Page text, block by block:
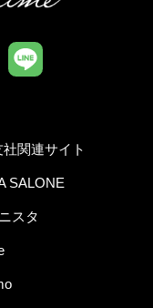
関連サイト
SALONE
スタ